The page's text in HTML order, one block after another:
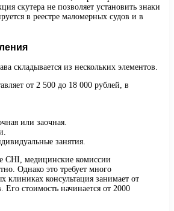
скутера не позволяет установить знаки
в реестре маломерных судов и в
складывается из нескольких элементов.
от 2 500 до 18 000 рублей, в
или заочная.
занятия.
CHI, медицинские комиссии
Однако это требует много
клиниках консультация занимает от
Его стоимость начинается от 2000